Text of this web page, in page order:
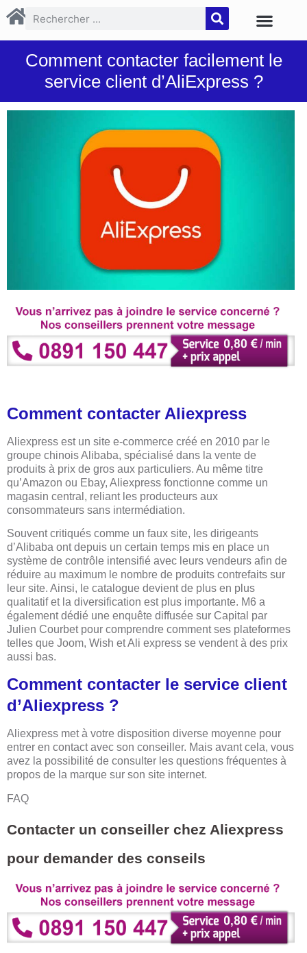
Comment contacter facilement le
service client d’AliExpress ?
Comment contacter Aliexpress
Aliexpress est un site e-commerce créé en 2010 par le
groupe chinois Alibaba, spécialisé dans la vente de
produits à prix de gros aux particuliers. Au même titre
qu’Amazon ou Ebay, Aliexpress fonctionne comme un
magasin central, reliant les producteurs aux
consommateurs sans intermédiation.
Souvent critiqués comme un faux site, les dirigeants
d’Alibaba ont depuis un certain temps mis en place un
système de contrôle intensifié avec leurs vendeurs afin de
réduire au maximum le nombre de produits contrefaits sur
leur site. Ainsi, le catalogue devient de plus en plus
qualitatif et la diversification est plus importante. M6 a
également dédié une enquête diffusée sur Capital par
Julien Courbet pour comprendre comment ses plateformes
telles que Joom, Wish et Ali express se vendent à des prix
aussi bas.
Comment contacter le service client
d’Aliexpress ?
Aliexpress met à votre disposition diverse moyenne pour
entrer en contact avec son conseiller. Mais avant cela, vous
avez la possibilité de consulter les questions fréquentes à
propos de la marque sur son site internet.
FAQ
Contacter un conseiller chez Aliexpress
pour demander des conseils